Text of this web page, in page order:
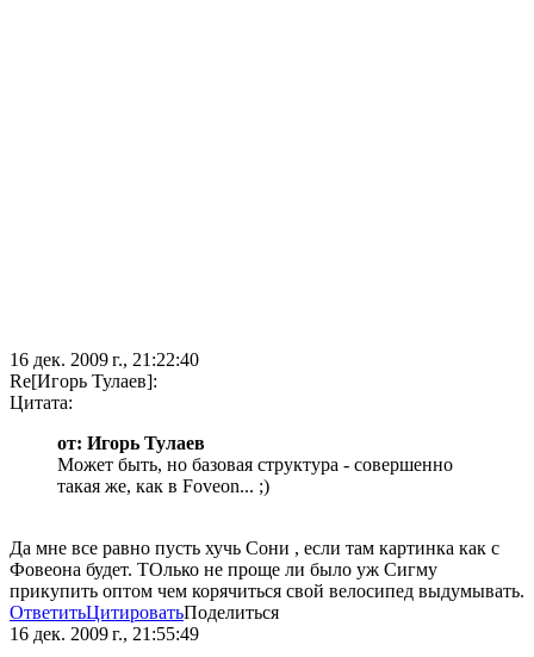
16 дек. 2009 г., 21:22:40
Re[Игорь Тулаев]:
Цитата:
от: Игорь Тулаев
Может быть, но базовая структура - совершенно
такая же, как в Foveon... ;)
Да мне все равно пусть хучь Сони , если там картинка как с
Фовеона будет. ТОлько не проще ли было уж Сигму
прикупить оптом чем корячиться свой велосипед выдумывать.
ОтветитьЦитироватьПоделиться
16 дек. 2009 г., 21:55:49